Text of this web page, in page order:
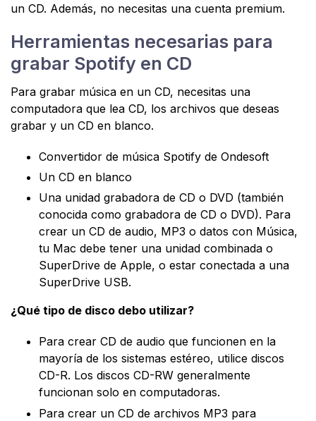
un CD. Además, no necesitas una cuenta premium.
Herramientas necesarias para
grabar Spotify en CD
Para grabar música en un CD, necesitas una
computadora que lea CD, los archivos que deseas
grabar y un CD en blanco.
Convertidor de música Spotify de Ondesoft
Un CD en blanco
Una unidad grabadora de CD o DVD (también
conocida como grabadora de CD o DVD). Para
crear un CD de audio, MP3 o datos con Música,
tu Mac debe tener una unidad combinada o
SuperDrive de Apple, o estar conectada a una
SuperDrive USB.
¿Qué tipo de disco debo utilizar?
Para crear CD de audio que funcionen en la
mayoría de los sistemas estéreo, utilice discos
CD-R. Los discos CD-RW generalmente
funcionan solo en computadoras.
Para crear un CD de archivos MP3 para